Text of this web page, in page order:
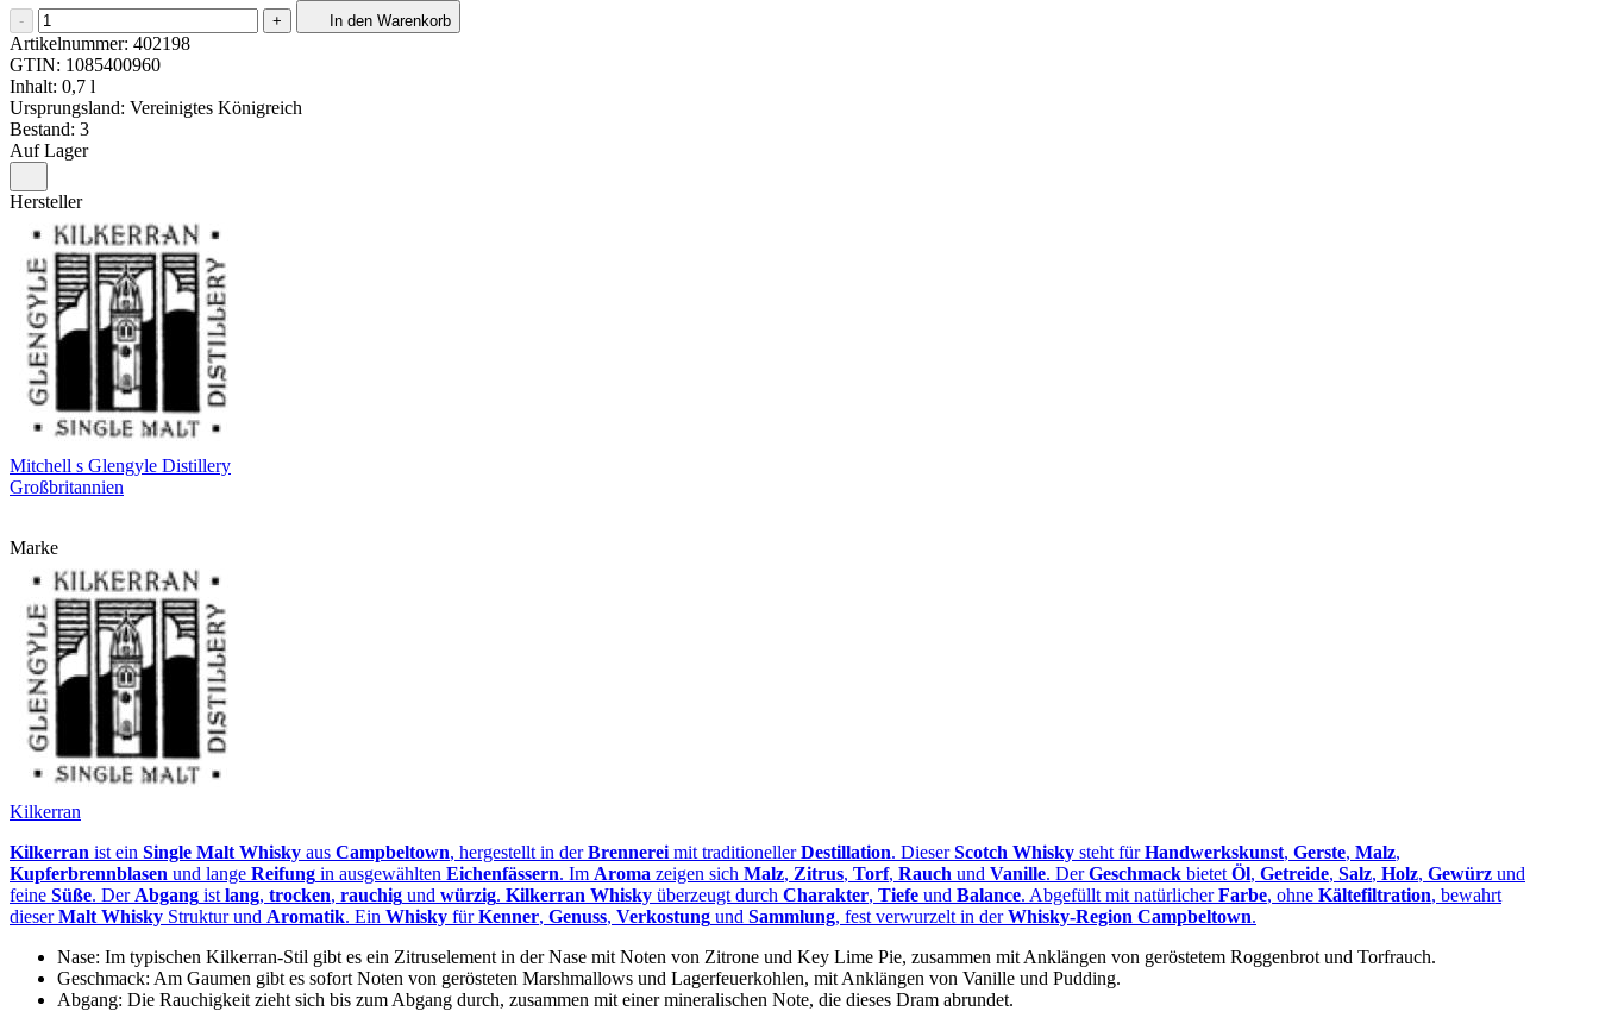
- + In den Warenkorb
Artikelnummer: 402198
GTIN: 1085400960
Inhalt: 0,7 l
Ursprungsland: Vereinigtes Königreich
Bestand: 3
Auf Lager
Hersteller
Mitchell s Glengyle Distillery
Großbritannien
Marke
Kilkerran
Kilkerran ist ein Single Malt Whisky aus Campbeltown, hergestellt in derBrennerei mit traditionellerDestillation. DieserScotch Whisky steht fürHandwerkskunst, Gerste, Malz,
Kupferbrennblasen und lange Reifung in ausgewählten Eichenfässern. Im Aroma zeigen sich Malz, Zitrus, Torf, Rauch und Vanille. DerGeschmack bietet Öl, Getreide, Salz, Holz, Gewürz und
feine Süße. Der Abgang ist lang, trocken, rauchig und würzig. Kilkerran Whisky überzeugt durch Charakter, Tiefe und Balance. Abgefüllt mit natürlicherFarbe, ohne Kältefiltration, bewahrt
dieserMalt Whisky Struktur und Aromatik. Ein Whisky fürKenner, Genuss, Verkostung und Sammlung, fest verwurzelt in derWhisky-Region Campbeltown.
Nase: Im typischen Kilkerran-Stil gibt es ein Zitruselement in der Nase mit Noten von Zitrone und Key Lime Pie, zusammen mit Anklängen von geröstetem Roggenbrot und Torfrauch.
Geschmack: Am Gaumen gibt es sofort Noten von gerösteten Marshmallows und Lagerfeuerkohlen, mit Anklängen von Vanille und Pudding.
Abgang: Die Rauchigkeit zieht sich bis zum Abgang durch, zusammen mit einer mineralischen Note, die dieses Dram abrundet.